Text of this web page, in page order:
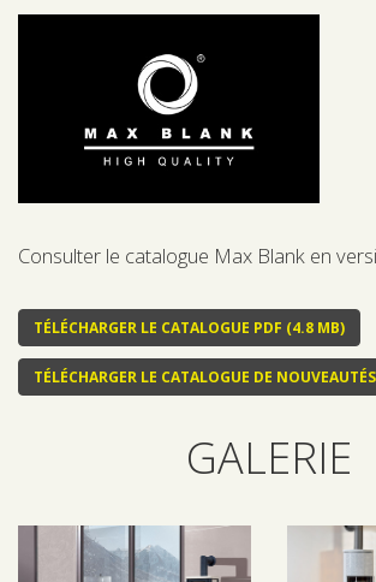
Consulter le catalogue Max Blank en
TÉLÉCHARGER LE CATALOGUE PDF (4.8 MB)
TÉLÉCHARGER LE CATALOGUE DE
GALERIE